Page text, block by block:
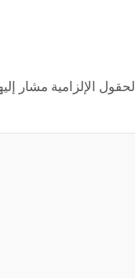
الحقول الإلزامية مشار